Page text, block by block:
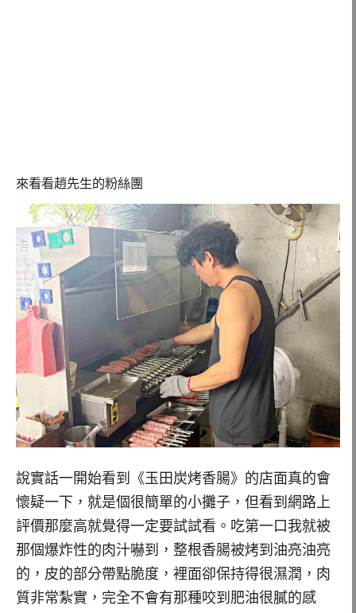
來看看趙先生的粉絲團
說實話一開始看到《玉田炭烤香腸》的店面真的會
懷疑一下，就是個很簡單的小攤子，但看到網路上
評價那麼高就覺得一定要試試看。吃第一口我就被
那個爆炸性的肉汁嚇到，整根香腸被烤到油亮油亮
的，皮的部分帶點脆度，裡面卻保持得很濕潤，肉
質非常紮實，完全不會有那種咬到肥油很膩的感